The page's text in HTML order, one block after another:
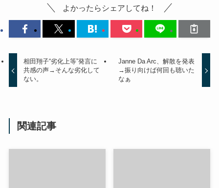
よかったらシェアしてね！
相田翔子“劣化上等”発言に
共感の声→そんな劣化して
ない。
Janne Da Arc、解散を発表
→振り向けば何回も聴いた
なぁ
関連記事